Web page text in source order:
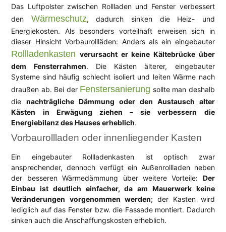
Das Luftpolster zwischen Rollladen und Fenster verbessert
den Wärmeschutz, dadurch sinken die Heiz- und
Energiekosten. Als besonders vorteilhaft erweisen sich in
dieser Hinsicht Vorbaurollläden: Anders als ein eingebauter
Rollladenkasten verursacht er keine Kältebrücke über
dem Fensterrahmen. Die Kästen älterer, eingebauter
Systeme sind häufig schlecht isoliert und leiten Wärme nach
draußen ab. Bei der Fenstersanierung sollte man deshalb
dienachträgliche Dämmung oder den Austausch alter
Kästen in Erwägung ziehen – sie verbessern die
Energiebilanz des Hauses erheblich.
Vorbaurollladen oder innenliegender Kasten
Ein eingebauter Rollladenkasten ist optisch zwar
ansprechender, dennoch verfügt ein Außenrollladen neben
der besseren Wärmedämmung über weitere Vorteile: Der
Einbau ist deutlich einfacher, da am Mauerwerk keine
Veränderungen vorgenommen werden; der Kasten wird
lediglich auf das Fenster bzw. die Fassade montiert. Dadurch
sinken auch die Anschaffungskosten erheblich.